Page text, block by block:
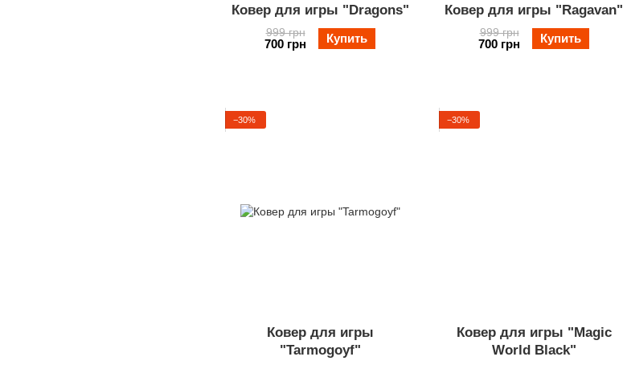
Ковер для игры "Dragons"
999 грн
700 грн Купить
Ковер для игры "Ragavan"
999 грн
700 грн Купить
−30%
Ковер для игры
"Tarmogoyf"
−30%
Ковер для игры "Magic
World Black"